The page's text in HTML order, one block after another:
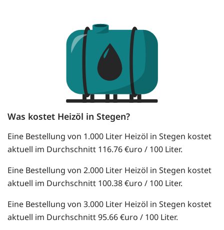
Was kostet Heizöl in Stegen?
Eine Bestellung von 1.000 Liter Heizöl in Stegen kostet
aktuell im Durchschnitt 116.76 €uro / 100 Liter.
Eine Bestellung von 2.000 Liter Heizöl in Stegen kostet
aktuell im Durchschnitt 100.38 €uro / 100 Liter.
Eine Bestellung von 3.000 Liter Heizöl in Stegen kostet
aktuell im Durchschnitt 95.66 €uro / 100 Liter.